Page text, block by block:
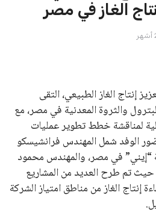
الغاز في مصر
إنتاج الغاز الطبيعي، التقى
والثروة المعدنية في مصر، مع
لمناقشة خطط تطوير عمليات
الوفد شمل المهندس فرانشيسكو
“إيني” في مصر، والمهندس محمود
حيث تم طرح العديد من المشاريع
إنتاج الغاز من مناطق امتياز الشركة